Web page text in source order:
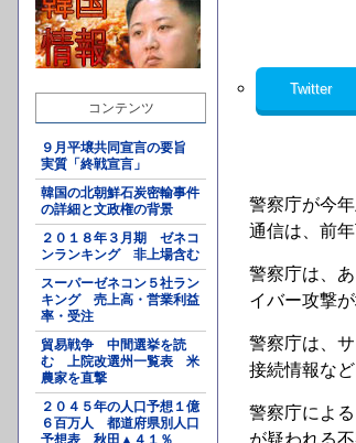
コンテンツ
９月平壌共同宣言の要旨
実質「終戦宣言」
韓国の北朝鮮石炭密輸事件
の詳細と文政権の背景
２０１８年３月期 ゼネコ
ンランキング 非上場含む
スーパーゼネコン５社ラン
キング 売上高・営業利益
率・受注
貿易戦争 中間選挙を読
む 上院改選州一覧表 米
農家を直撃
２０４５年の人口予想１億
６百万人 都道府県別人口
予想表 秋田▲４１％
Twitter
警察庁が今
通信は、前
警察庁は、
イバー攻撃
警察庁は、
接続情報な
警察庁によ
が疑われる